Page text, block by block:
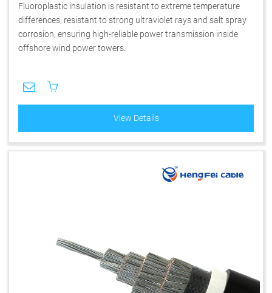
Fluoroplastic insulation is resistant to extreme temperature
differences, resistant to strong ultraviolet rays and salt spray
corrosion, ensuring high-reliable power transmission inside
offshore wind power towers.
View Details